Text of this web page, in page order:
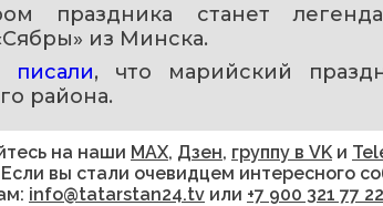
праздника станет
из Минска.
писали, что марийский
района.
на наши MAX, Дзен, группу в VK и
вы стали очевидцем интересного
info@tatarstan24.tv или +7 900 321 77 22